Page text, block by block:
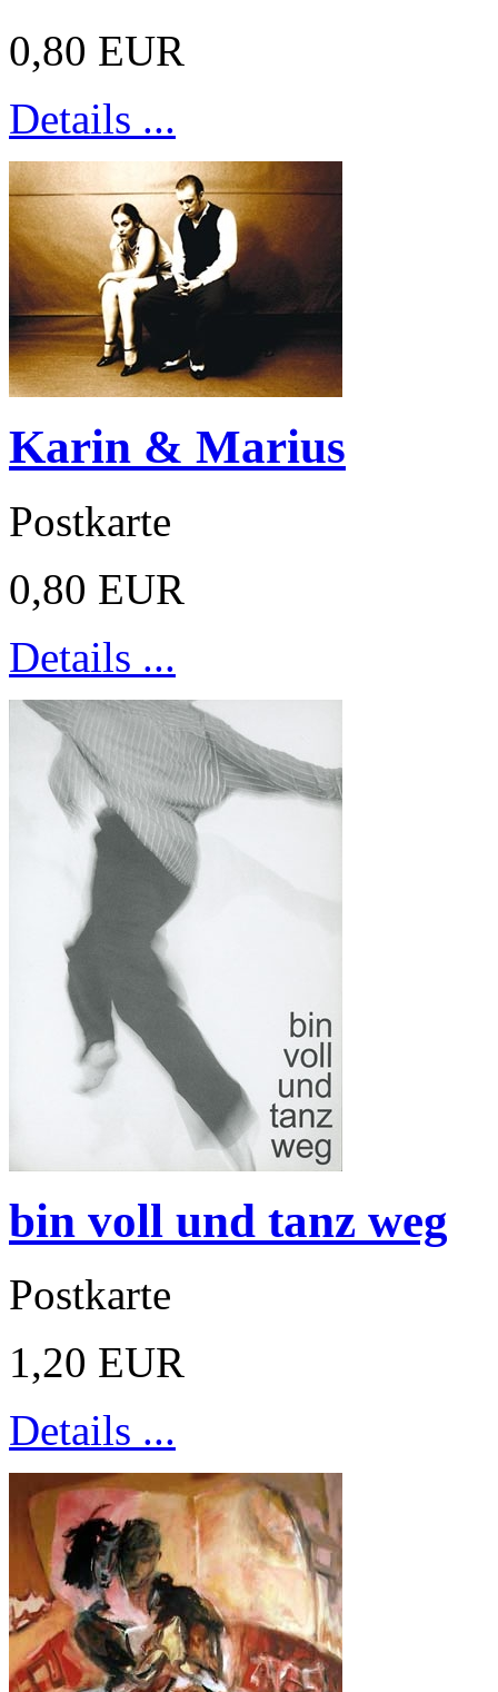
0,80 EUR
Details ...
Karin & Marius
Postkarte
0,80 EUR
Details ...
bin voll und tanz weg
Postkarte
1,20 EUR
Details ...